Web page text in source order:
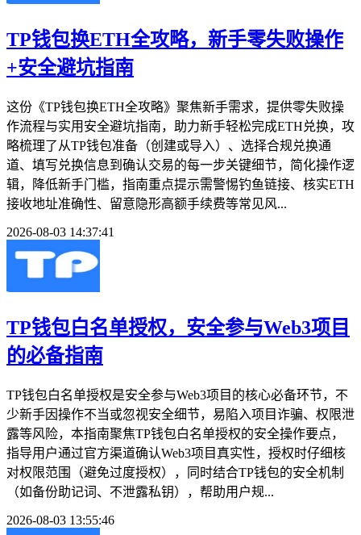
TP钱包换ETH全攻略，新手零失败操作
+安全避坑指南
这份《TP钱包换ETH全攻略》聚焦新手需求，提供零失败操
作流程与实用安全避坑指南，助力新手轻松完成ETH兑换，攻
略梳理了从TP钱包准备（创建或导入）、选择合规兑换通
道、填写兑换信息到确认交易的每一步关键细节，简化操作逻
辑，降低新手门槛，指南重点提示需警惕钓鱼链接、核实ETH
接收地址准确性、留意隐形高额手续费等常见风...
2026-08-03 14:37:41
TP钱包白名单授权，安全参与Web3项目
的必备指南
TP钱包白名单授权是安全参与Web3项目的核心必备环节，不
少新手因操作不当或忽视安全细节，易陷入项目诈骗、权限泄
露等风险，本指南聚焦TP钱包白名单授权的安全操作要点，
指导用户通过官方渠道确认Web3项目真实性，授权时仔细核
对权限范围（避免过度授权），同时结合TP钱包的安全机制
（如备份助记词、不泄露私钥），帮助用户规...
2026-08-03 13:55:46